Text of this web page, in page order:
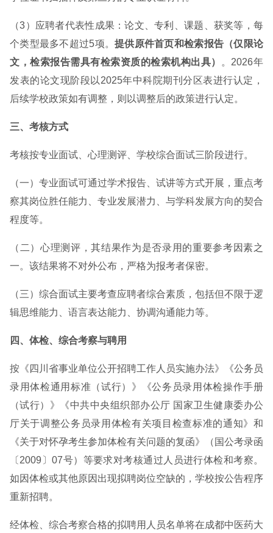
（3）应聘者代表性成果：论文、专利、课题、获奖等，每
个类型最多不超过5项。提供原件首页和检索报告（仅限论
文，检索报告需具有检索资质的检索机构出具）
。2026年
发表的论文现阶段以2025年中科院期刊分区表进行认定，
后续学校政策如有调整，则以调整后的政策进行认定。
三、考核方式
考核按专业面试、心理测评、学校综合面试三阶段进行。
（一）专业面试可通过学术报告、试讲等方式开展，重点考
察其岗位胜任能力、专业发展潜力、与学科发展方向的契合
程度等。
（二）心理测评，其结果作为是否录用的重要参考因素之
一。该结果将不对外公布，严格为报考者保密。
（三）综合面试主要考查应聘者综合素质，包括但不限于逻
辑思维能力、语言表达能力、协调沟通能力等。
四、体检、综合考察与聘用
按《四川省事业单位公开招聘工作人员实施办法》《公务员
录用体检通用标准（试行）》《公务员录用体检操作手册
（试行）》《中共中央组织部办公厅 国家卫生健康委办公
厅关于调整公务员录用体检有关项目检查标准的通知》和
《关于对怀孕考生参加体检有关问题的复函》（国公考录函
〔2009〕07号）等要求对考核通过人员进行体检和考察。
如因体检或其他原因出现拟聘岗位空缺的，学校按公告程序
重新招聘。
经体检、综合考察合格的拟聘用人员名单将在成都中医药大